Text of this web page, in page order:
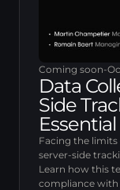
Coming soon-
Data
Side
Facing the
server-side
Learn how this
compliance with